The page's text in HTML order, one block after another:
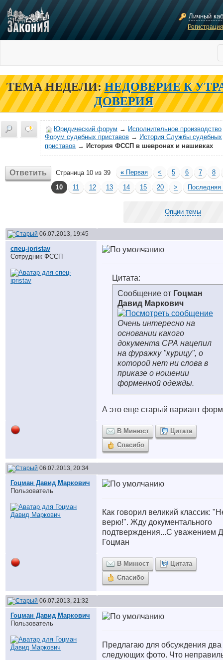
Личный
ТЕМА НЕДЕЛИ: НЕДОВЕРИЕ К
ДОВЕРИЯ
Юридический форум → Исполнительное производство
Форум судебных приставов → История Службы судебных
приставов → История ФССП в шевронах и нашивках
Ответить Страница 10 из 39 « Первая < 5 6 7
8
10
11 12 13 14 15 20 > Последняя
Опции темы
06.07.2013, 19:45
спец-ipristav
Сотрудник ФССП
Цитата:
Сообщение от Гоцман
Давид Маркович
Очень интересно на
основании какого
документа СРА нацепил
на фуражку "курицу", о
которой нет ни слова в
приказе о ношении
форменной одежды.
А это еще старый вариант
В Минюст
Цитата
Спасибо
06.07.2013, 20:34
Гоцман Давид Маркович
Пользователь
Как говорил великий классик:
верю!". Жду документального
подтверждения...С уважением
Гоцман
В Минюст
Цитата
Спасибо
06.07.2013, 21:32
Гоцман Давид Маркович
Пользователь
Предлагаю для обсуждения два
следующих фото. Что